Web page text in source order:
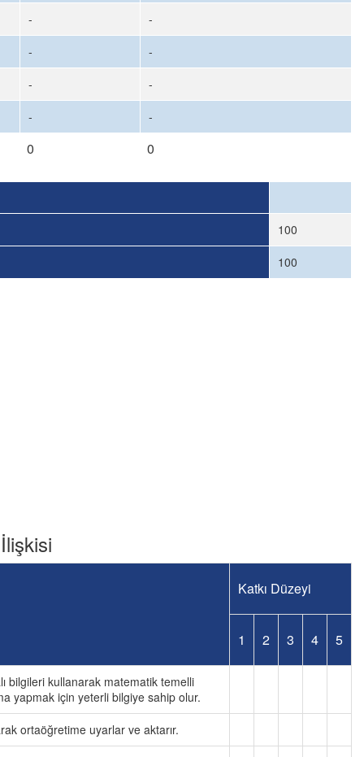
-
-
-
-
-
-
- -
0 0
100
100
Katkı Düzeyi
1 2 3 4 5
bilgileri kullanarak matematik temelli
yapmak için yeterli bilgiye sahip olur.
ortaöğretime uyarlar ve aktarır.